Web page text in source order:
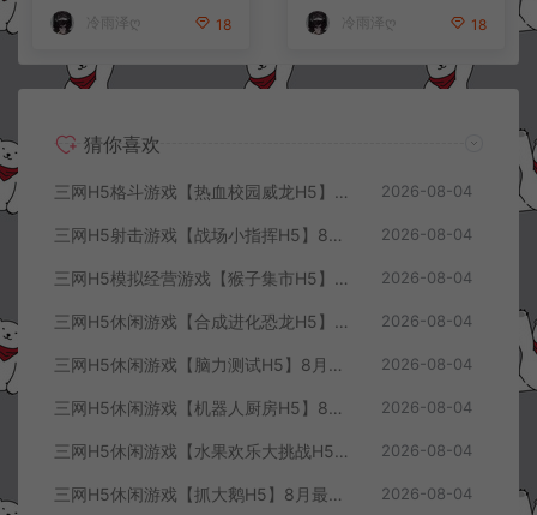
冷雨泽ღ 18 冷雨泽ღ 18
猜你喜欢
三网H5格斗游戏【热血校园威龙H5】8月最新整理Linux手工服务端+Win一键服务端+解压即玩+简易安卓客户端+详细搭建教程 2026-08-04
三网H5射击游戏【战场小指挥H5】8月最新整理Linux手工服务端+Win一键服务端+解压即玩+简易安卓客户端+详细搭建教程 2026-08-04
三网H5模拟经营游戏【猴子集市H5】8月最新整理Linux手工服务端+Win一键服务端+解压即玩+简易安卓客户端+详细搭建教程 2026-08-04
三网H5休闲游戏【合成进化恐龙H5】8月最新整理Linux手工服务端+Win一键服务端+解压即玩+简易安卓客户端+详细搭建教程 2026-08-04
三网H5休闲游戏【脑力测试H5】8月最新整理Linux手工服务端+Win一键服务端+解压即玩+简易安卓客户端+详细搭建教程 2026-08-04
三网H5休闲游戏【机器人厨房H5】8月最新整理Linux手工服务端+Win一键服务端+解压即玩+简易安卓客户端+详细搭建教程 2026-08-04
三网H5休闲游戏【水果欢乐大挑战H5】8月最新整理Linux手工服务端+Win一键服务端+解压即玩+简易安卓客户端+详细搭建教程 2026-08-04
三网H5休闲游戏【抓大鹅H5】8月最新整理Linux手工服务端+Win一键服务端+解压即玩+简易安卓客户端+详细搭建教程 2026-08-04